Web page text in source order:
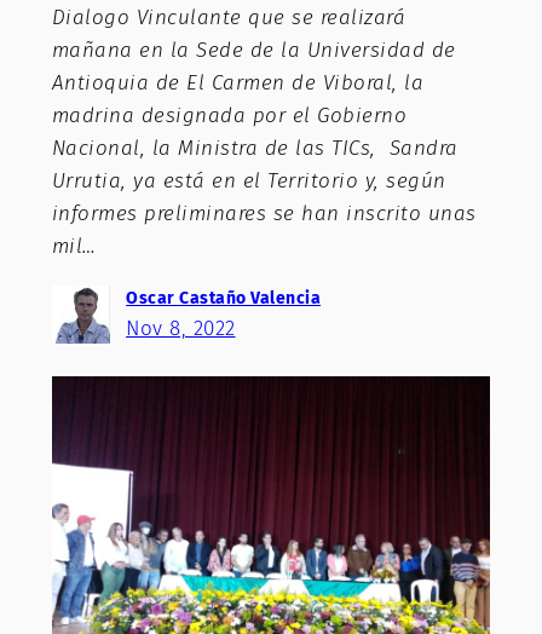
Dialogo Vinculante que se realizará
mañana en la Sede de la Universidad de
Antioquia de El Carmen de Viboral, la
madrina designada por el Gobierno
Nacional, la Ministra de las TICs, Sandra
Urrutia, ya está en el Territorio y, según
informes preliminares se han inscrito unas
mil…
Oscar Castaño Valencia
Nov 8, 2022